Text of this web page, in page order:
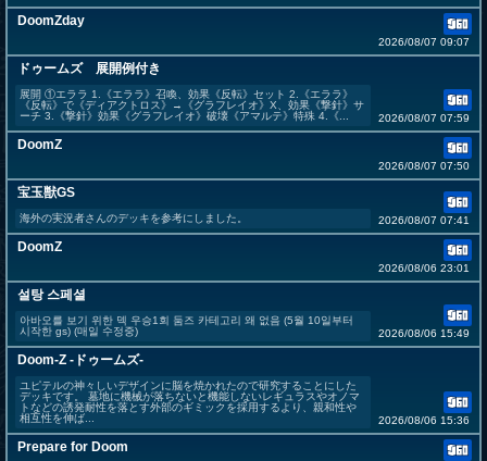
DoomZday
2026/08/07 09:07
ドゥームズ 展開例付き
展開 ①エララ 1.《エララ》召喚、効果《反転》セット 2.《エララ》
《反転》で《ディアクトロス》→《グラフレイオ》X、効果《撃針》サ
ーチ 3.《撃針》効果《グラフレイオ》破壊《アマルテ》特殊 4.《...
2026/08/07 07:59
DoomZ
2026/08/07 07:50
宝玉獣GS
海外の実況者さんのデッキを参考にしました。 2026/08/07 07:41
DoomZ
2026/08/06 23:01
설탕 스페셜
아바오를 보기 위한 덱 우승1회 둠즈 카테고리 왜 없음 (5월 10일부터
시작한 gs) (매일 수정중)
2026/08/06 15:49
Doom-Z -ドゥームズ-
ユピテルの神々しいデザインに脳を焼かれたので研究することにした
デッキです。 墓地に機械が落ちないと機能しないレギュラスやオノマ
トなどの誘発耐性を落とす外部のギミックを採用するより、親和性や
相互性を伸ば...
2026/08/06 15:36
Prepare for Doom